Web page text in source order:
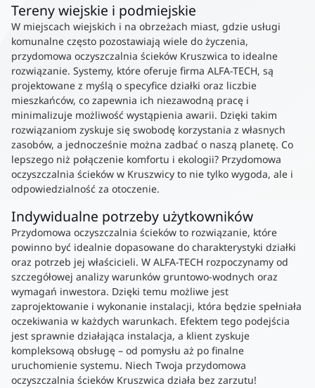
Tereny wiejskie i podmiejskie
W miejscach wiejskich i na obrzeżach miast, gdzie usługi
komunalne często pozostawiają wiele do życzenia,
przydomowa oczyszczalnia ścieków Kruszwica to idealne
rozwiązanie. Systemy, które oferuje firma ALFA-TECH, są
projektowane z myślą o specyfice działki oraz liczbie
mieszkańców, co zapewnia ich niezawodną pracę i
minimalizuje możliwość wystąpienia awarii. Dzięki takim
rozwiązaniom zyskuje się swobodę korzystania z własnych
zasobów, a jednocześnie można zadbać o naszą planetę. Co
lepszego niż połączenie komfortu i ekologii? Przydomowa
oczyszczalnia ścieków w Kruszwicy to nie tylko wygoda, ale i
odpowiedzialność za otoczenie.
Indywidualne potrzeby użytkowników
Przydomowa oczyszczalnia ścieków to rozwiązanie, które
powinno być idealnie dopasowane do charakterystyki działki
oraz potrzeb jej właścicieli. W ALFA-TECH rozpoczynamy od
szczegółowej analizy warunków gruntowo-wodnych oraz
wymagań inwestora. Dzięki temu możliwe jest
zaprojektowanie i wykonanie instalacji, która będzie spełniała
oczekiwania w każdych warunkach. Efektem tego podejścia
jest sprawnie działająca instalacja, a klient zyskuje
kompleksową obsługę – od pomysłu aż po finalne
uruchomienie systemu. Niech Twoja przydomowa
oczyszczalnia ścieków Kruszwica działa bez zarzutu!